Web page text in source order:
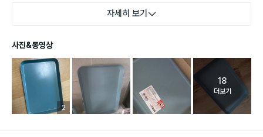
자세히 보기
사진&동영상
리뷰 이미지 등록 개수
2
고객 리뷰
18
더보기